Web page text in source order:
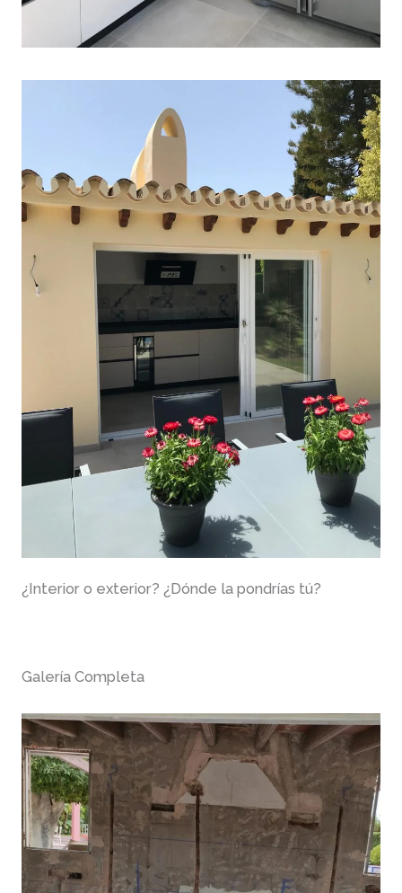
¿Interior o exterior? ¿Dónde la pondrías tú?
Galería Completa